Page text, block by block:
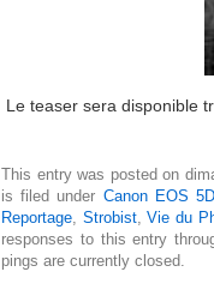
Le teaser sera disponible
This entry was posted on
is filed under Canon EOS
Reportage Strobist,Vie du
responses to this entry
pings are currently closed.